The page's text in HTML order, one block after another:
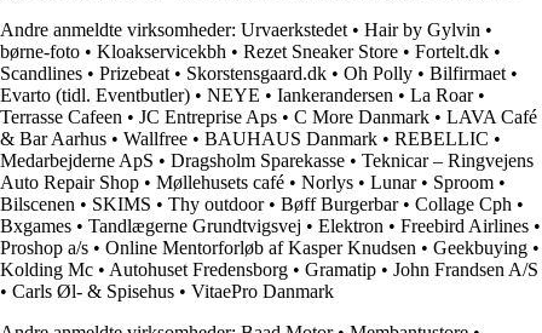
Andre anmeldte virksomheder: Urvaerkstedet • Hair by Gylvin •
børne-foto • Kloakservicekbh • Rezet Sneaker Store • Fortelt.dk •
Scandlines • Prizebeat • Skorstensgaard.dk • Oh Polly • Bilfirmaet •
Evarto (tidl. Eventbutler) • NEYE • Iankerandersen • La Roar•
Terrasse Cafeen • JC Entreprise Aps • C More Danmark • LAVA Café
& Bar Aarhus • Wallfree • BAUHAUS Danmark • REBELLIC •
Medarbejderne ApS • Dragsholm Sparekasse • Teknicar – Ringvejens
Auto Repair Shop • Møllehusets café • Norlys • Lunar• Sproom •
Bilscenen • SKIMS • Thy outdoor• Bøff Burgerbar• Collage Cph •
Bxgames • Tandlægerne Grundtvigsvej • Elektron • Freebird Airlines •
Proshop a/s • Online Mentorforløb af Kasper Knudsen • Geekbuying •
Kolding Mc • Autohuset Fredensborg • Gramatip • John Frandsen A/S
• Carls Øl- & Spisehus • VitaePro Danmark